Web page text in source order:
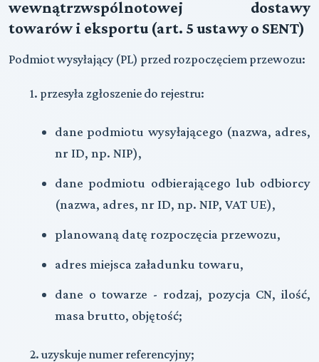
wewnątrzwspólnotowej dostawy
towarów i eksportu (art. 5 ustawy o SENT)
Podmiot wysyłający (PL) przed rozpoczęciem przewozu:
1. przesyła zgłoszenie do rejestru:
dane podmiotu wysyłającego (nazwa, adres,
nr ID, np. NIP),
dane podmiotu odbierającego lub odbiorcy
(nazwa, adres, nr ID, np. NIP, VAT UE),
planowaną datę rozpoczęcia przewozu,
adres miejsca załadunku towaru,
dane o towarze - rodzaj, pozycja CN, ilość,
masa brutto, objętość;
2. uzyskuje numer referencyjny;